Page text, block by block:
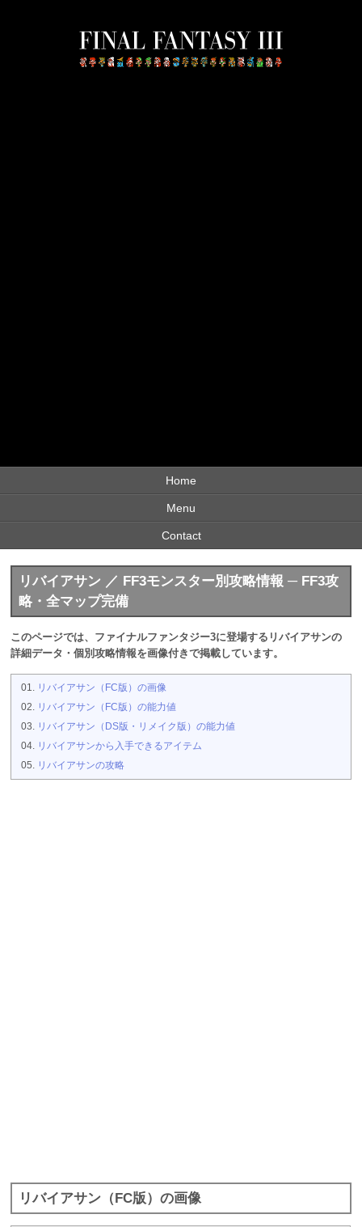
Home
Menu
Contact
リバイアサン ／ FF3モンスター別攻略情報 ─ FF3攻
略・全マップ完備
このページでは、ファイナルファンタジー3に登場するリバイアサンの
詳細データ・個別攻略情報を画像付きで掲載しています。
リバイアサン（FC版）の画像
リバイアサン（FC版）の能力値
リバイアサン（DS版・リメイク版）の能力値
リバイアサンから入手できるアイテム
リバイアサンの攻略
リバイアサン（FC版）の画像